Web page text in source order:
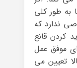
به طور کلی
ندارد که
کردن قانع
ای موفق عمل
تعیین می